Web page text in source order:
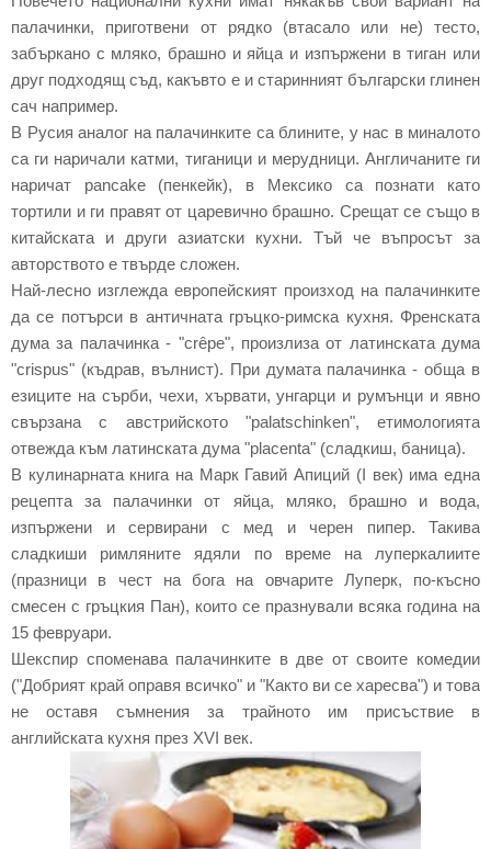
палачинки, приготвени от рядко (втасало или не) тесто,
забъркано с мляко, брашно и яйца и изпържени в тиган или
друг подходящ съд, какъвто е и старинният български глинен
сач например.
В Русия аналог на палачинките са блините, у нас в миналото
са ги наричали катми, тиганици и мерудници. Англичаните ги
наричат pancake (пенкейк), в Мексико са познати като
тортили и ги правят от царевично брашно. Срещат се също в
китайската и други азиатски кухни. Тъй че въпросът за
авторството е твърде сложен.
Най-лесно изглежда европейският произход на палачинките
да се потърси в античната гръцко-римска кухня. Френската
дума за палачинка - "crêpe", произлиза от латинската дума
"crispus" (къдрав, вълнист). При думата палачинка - обща в
езиците на сърби, чехи, хървати, унгарци и румънци и явно
свързана с австрийското "palatschinken", етимологията
отвежда към латинската дума "placenta" (сладкиш, баница).
В кулинарната книга на Марк Гавий Апиций (I век) има една
рецепта за палачинки от яйца, мляко, брашно и вода,
изпържени и сервирани с мед и черен пипер. Такива
сладкиши римляните ядяли по време на луперкалиите
(празници в чест на бога на овчарите Луперк, по-късно
смесен с гръцкия Пан), които се празнували всяка година на
15 февруари.
Шекспир споменава палачинките в две от своите комедии
("Добрият край оправя всичко" и "Както ви се харесва") и това
не оставя съмнения за трайното им присъствие в
английската кухня през XVI век.